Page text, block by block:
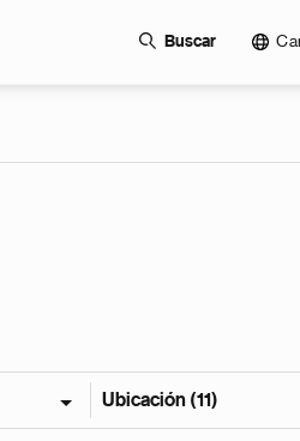
Buscar
Ubicación (11)